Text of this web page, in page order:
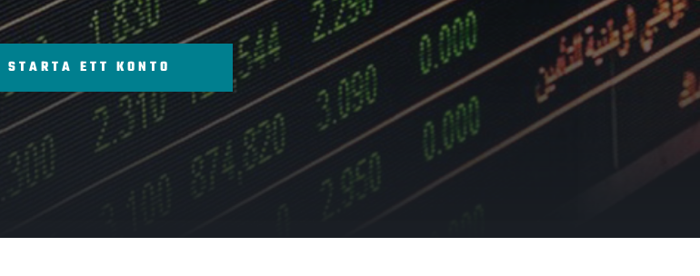
STARTA ETT KONTO